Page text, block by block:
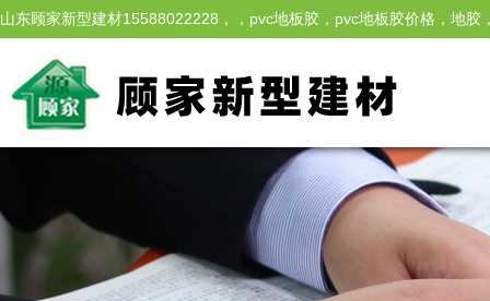
山东顾家新型建材15588022228，，pvc地板胶，pvc地板胶价格，地
家，地板胶厂，江苏地板胶，水性草坪胶，水性胶，水性喷胶，水性
胶、玻璃胶、填缝剂等产品，拥有完整、科学的质量管理体系。旗下